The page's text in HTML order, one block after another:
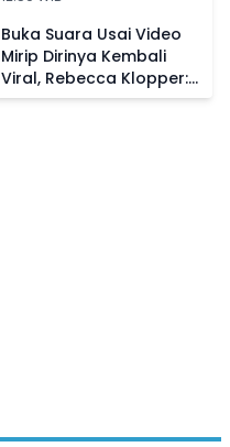
Buka Suara Usai Video
Mirip Dirinya Kembali
Viral, Rebecca Klopper:
Allah Tidak Tidur